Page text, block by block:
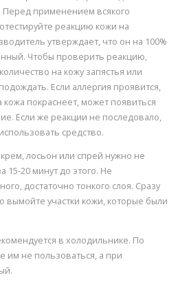
Перед применением всякого
реакцию кожи на
утверждает, что он на 100%
Чтобы проверить реакцию,
на кожу запястья или
Если аллергия проявится,
покраснеет, может появиться
Если же реакции не последовало,
средство.
лосьон или спрей нужно не
15-20 минут до этого. Не
достаточно тонкого слоя. Сразу
вымойте участки кожи, которые были
в холодильнике. По
им не пользоваться, а при